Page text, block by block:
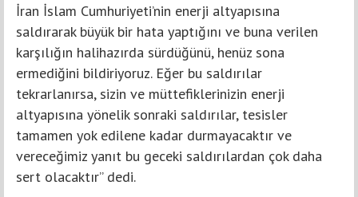
İran İslam Cumhuriyeti’nin enerji altyapısına
saldırarak büyük bir hata yaptığını ve buna verilen
karşılığın halihazırda sürdüğünü, henüz sona
ermediğini bildiriyoruz. Eğer bu saldırılar
tekrarlanırsa, sizin ve müttefiklerinizin enerji
altyapısına yönelik sonraki saldırılar, tesisler
tamamen yok edilene kadar durmayacaktır ve
vereceğimiz yanıt bu geceki saldırılardan çok daha
sert olacaktır’’ dedi.